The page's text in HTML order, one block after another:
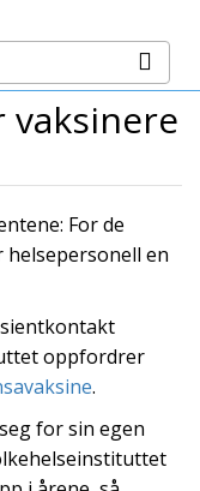
vaksinere
For de
en
oppfordrer
.
for sin egen